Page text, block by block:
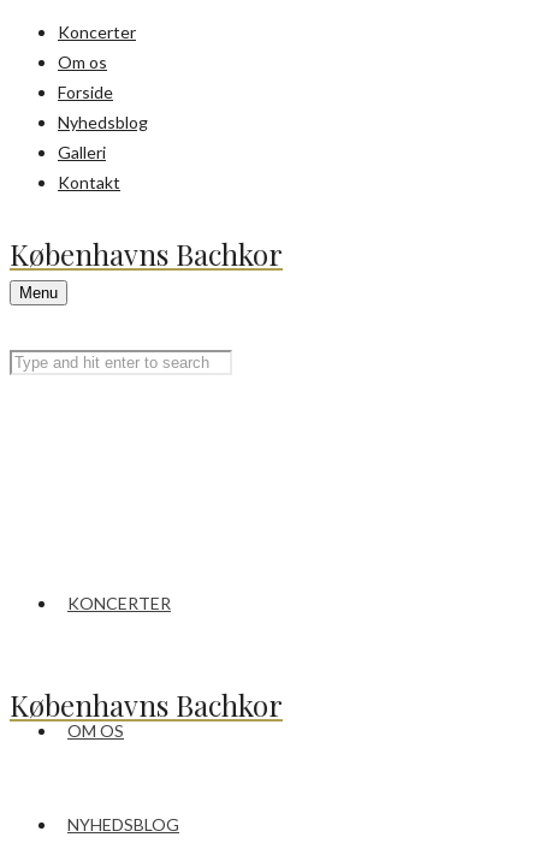
Koncerter
Om os
Forside
Nyhedsblog
Galleri
Kontakt
Københavns Bachkor
Menu
KONCERTER
OM OS
Københavns Bachkor
NYHEDSBLOG